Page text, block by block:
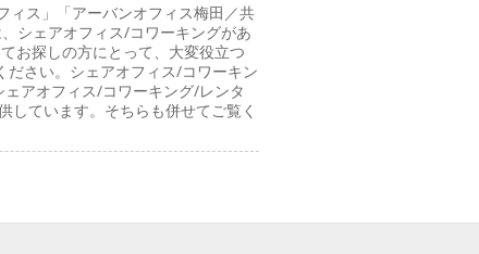
ィス」「アーバンオフィス梅田／共
シェアオフィス/コワーキングがあ
お探しの方にとって、大変役立つ
さい。シェアオフィス/コワーキン
アオフィス/コワーキング/レンタ
しています。そちらも併せてご覧く